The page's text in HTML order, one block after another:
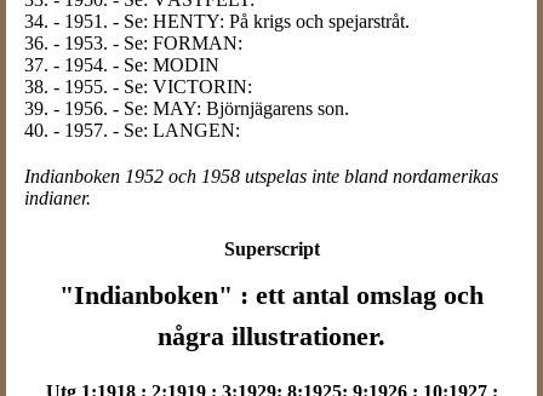
34. - 1951. - Se: HENTY: På krigs och spejarstråt.
36. - 1953. - Se: FORMAN:
37. - 1954. - Se: MODIN
38. - 1955. - Se: VICTORIN:
39. - 1956. - Se: MAY: Björnjägarens son.
40. - 1957. - Se: LANGEN:
Indianboken 1952 och 1958 utspelas inte bland nordamerikas
indianer.
Superscript
"Indianboken" : ett antal omslag och
några illustrationer.
Utg 1:1918 ; 2:1919 ; 3:1929; 8:1925; 9:1926 ; 10:1927 ;